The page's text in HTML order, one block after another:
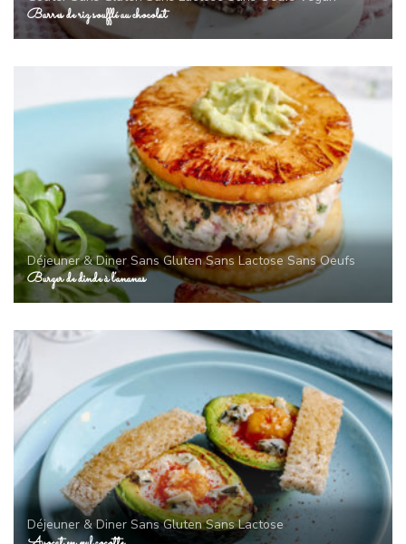
Barres de riz soufflé au chocolat
Déjeuner & Diner Sans Gluten Sans Lactose Sans Oeufs
Burger de dinde à l’ananas
Déjeuner & Diner Sans Gluten Sans Lactose